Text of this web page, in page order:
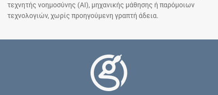
τεχνητής νοημοσύνης (AI), μηχανικής μάθησης ή παρόμοιων
τεχνολογιών, χωρίς προηγούμενη γραπτή άδεια.